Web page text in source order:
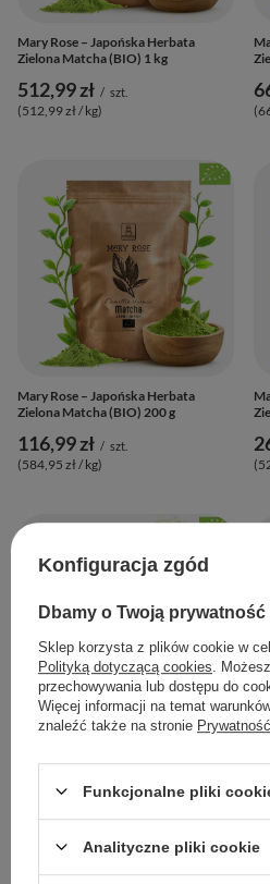
Mary Rose – Japońska Herbata
Zielona Matcha (BIO) 1 kg
512,99 zł / szt.
(512,99 zł / kg)
Mary Rose – Japońska Herbata
Zielona Matcha (BIO) 200 g
116,99 zł / szt.
(584,95 zł / kg)
Zielona Matcha (BIO) Premium 100 g
114,99 zł / szt.
(1 149,90 zł / kg) (1
Konfiguracja zgód
Dbamy o Twoją prywatność
Sklep korzysta z plików cookie w
Polityką dotyczącą cookies .
przechowywania lub dostępu do
Więcej informacji na temat
znaleźć także na stronie
Funkcjonalne pliki
Analityczne pliki cookie